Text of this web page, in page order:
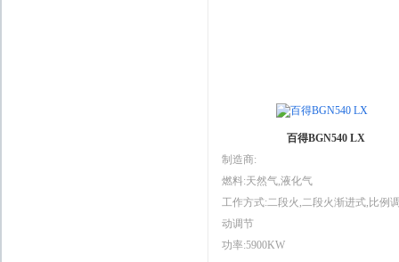
百得BGN540 LX
制造商:
燃料:天然气,液化气
工作方式:二段火,二段火渐进式,比例
动调节
功率:5900KW